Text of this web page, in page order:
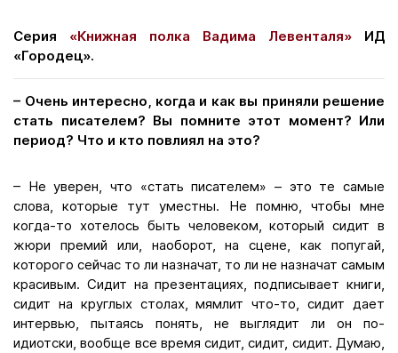
Серия «Книжная полка Вадима Левенталя» ИД
«Городец».
– Очень интересно, когда и как вы приняли решение
стать писателем? Вы помните этот момент? Или
период? Что и кто повлиял на это?
– Не уверен, что «стать писателем» – это те самые
слова, которые тут уместны. Не помню, чтобы мне
когда-то хотелось быть человеком, который сидит в
жюри премий или, наоборот, на сцене, как попугай,
которого сейчас то ли назначат, то ли не назначат самым
красивым. Сидит на презентациях, подписывает книги,
сидит на круглых столах, мямлит что-то, сидит дает
интервью, пытаясь понять, не выглядит ли он по-
идиотски, вообще все время сидит, сидит, сидит. Думаю,